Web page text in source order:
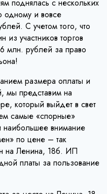
поднялась с нескольких
одному и вовсе
С учетом того, что
участников торгов
млн. рублей за право
размера оплаты и
мы представим на
который выйдет в свет
самые «спорные»
наибольшее внимание
по цене – так
на Ленина, 18б. ИП
платы за пользование